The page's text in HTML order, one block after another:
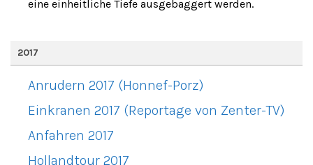
eine einheitliche Tiefe ausgebaggert werden.
2017
Anrudern 2017 (Honnef-Porz)
Einkranen 2017 (Reportage von Zenter-TV)
Anfahren 2017
Hollandtour 2017